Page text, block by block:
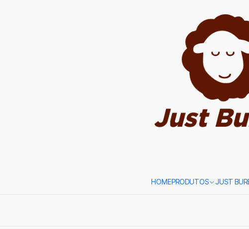
HOMEPRODUTOS JUST
Baby
Just Burel encontrará modelos produzidos em Portugal com burel, um
contemporâneo, estes modelos combinam conforto, qualidade e materiais
da tradição têxtil portuguesa, oferecendo calçado cuidadosamente